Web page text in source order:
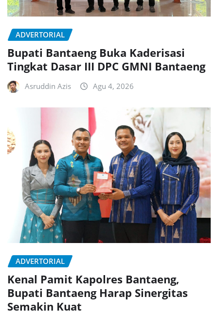
ADVERTORIAL
Bupati Bantaeng Buka Kaderisasi
Tingkat Dasar III DPC GMNI Bantaeng
Asruddin Azis Agu 4, 2026
ADVERTORIAL
Kenal Pamit Kapolres Bantaeng,
Bupati Bantaeng Harap Sinergitas
Semakin Kuat